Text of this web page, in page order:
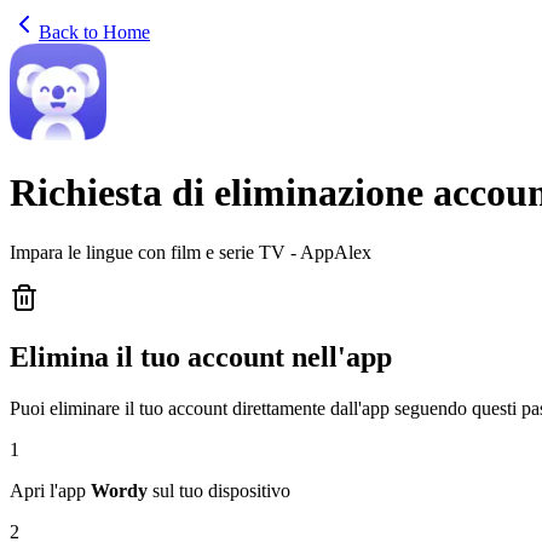
Back to Home
Richiesta di eliminazione
Impara le lingue con film e serie TV - AppAlex
Elimina il tuo account nell'app
Puoi eliminare il tuo account direttamente dall'app seguendo questi
1
Apri l'app Wordy sul tuo dispositivo
2